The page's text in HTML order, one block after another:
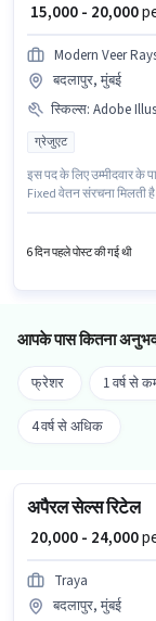
₹ 15,000 - 20,000
Modern Veer
बदलापुर, मुंबई
स्किल्स: Adobe Illustrator, Adobe
ग्रेजुएट
इस पद के लिए उम्मीदवार के
Fixed वेतन संरचना मिलती
ग्राफिक डिज़ाइन होना
Rays Security Force
6 दिन पहले पोस्ट की गई थी
आपके पास कितना
फ्रेशर 1 वर्ष से
4 वर्ष से अधिक
अपैरल सेल्स रिटेल
₹ 20,000 - 24,000
Traya
बदलापुर, मुंबई